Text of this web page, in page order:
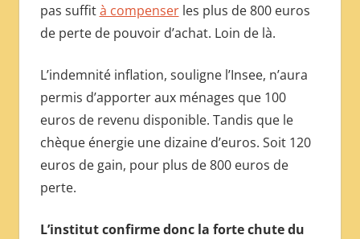
pas suffità compenserles plus de 800 euros
de perte de pouvoir d’achat. Loin de là.
L’indemnité inflation, souligne l’Insee, n’aura
permis d’apporter aux ménages que 100
euros de revenu disponible. Tandis que le
chèque énergie une dizaine d’euros. Soit 120
euros de gain, pour plus de 800 euros de
perte.
L’institut confirme donc la forte chute du